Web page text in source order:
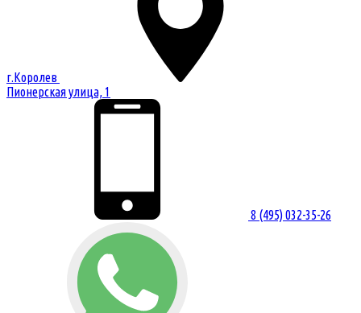
г.Королев
Пионерская улица, 1
8 (495) 032-35-26